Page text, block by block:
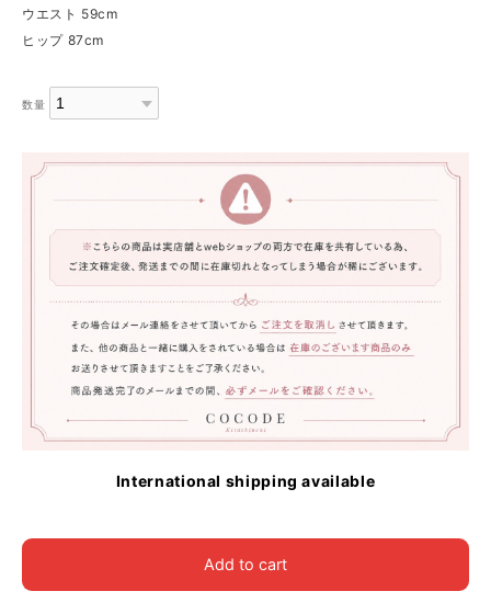
ウエスト 59cm
ヒップ 87cm
数量
International shipping available
Add to cart